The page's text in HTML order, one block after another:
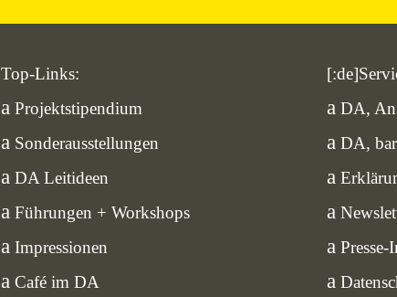
Top-Links:
Projektstipendium
Sonderausstellungen
DA Leitideen
Führungen + Workshops
Impressionen
Café im DA
DA,
DA,